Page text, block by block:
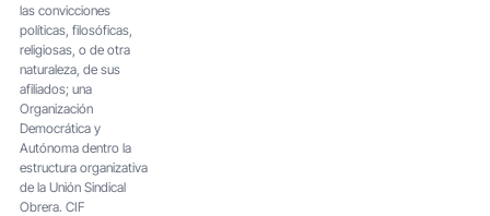
las convicciones
políticas, filosóficas,
religiosas, o de otra
naturaleza, de sus
afiliados; una
Organización
Democrática y
Autónoma dentro la
estructura organizativa
de la Unión Sindical
Obrera. CIF